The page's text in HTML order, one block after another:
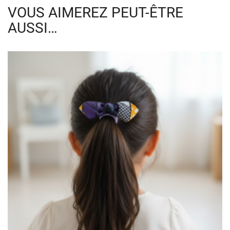
VOUS AIMEREZ PEUT-ÊTRE
AUSSI…